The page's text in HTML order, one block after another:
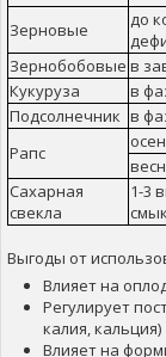
Зерновые
до
Зернобобовые в
Кукуруза
в
Подсолнечник в
Рапс
Сахарная
свекла
1-3
Выгоды от
Влияет на
Регулирует
калия, кальция)
Влияет на